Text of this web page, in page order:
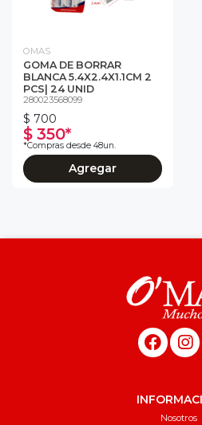
OMAS
GOMA DE BORRAR
BLANCA 5.4X2.4X1.1CM 2
PCS| 24 UNID
280023568099
$ 700
$ 350*
*Compras desde 48un.
Agregar
Nosotros